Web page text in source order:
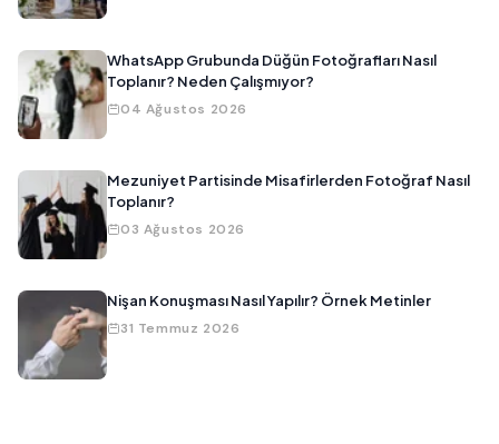
WhatsApp Grubunda Düğün Fotoğrafları Nasıl
Toplanır? Neden Çalışmıyor?
04 Ağustos 2026
Mezuniyet Partisinde Misafirlerden Fotoğraf Nasıl
Toplanır?
03 Ağustos 2026
Nişan Konuşması Nasıl Yapılır? Örnek Metinler
31 Temmuz 2026